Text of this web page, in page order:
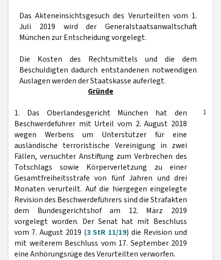
Das Akteneinsichtsgesuch des Verurteilten vom 1.
Juli 2019 wird der Generalstaatsanwaltschaft
München zur Entscheidung vorgelegt.
Die Kosten des Rechtsmittels und die dem
Beschuldigten dadurch entstandenen notwendigen
Auslagen werden der Staatskasse auferlegt.
Gründe
1
1. Das Oberlandesgericht München hat den
Beschwerdeführer mit Urteil vom 2. August 2018
wegen Werbens um Unterstützer für eine
ausländische terroristische Vereinigung in zwei
Fällen, versuchter Anstiftung zum Verbrechen des
Totschlags sowie Körperverletzung zu einer
Gesamtfreiheitsstrafe von fünf Jahren und drei
Monaten verurteilt. Auf die hiergegen eingelegte
Revision des Beschwerdeführers sind die Strafakten
dem Bundesgerichtshof am 12. März 2019
vorgelegt worden. Der Senat hat mit Beschluss
vom 7. August 2019 (3 StR 11/19) die Revision und
mit weiterem Beschluss vom 17. September 2019
eine Anhörungsrüge des Verurteilten verworfen.